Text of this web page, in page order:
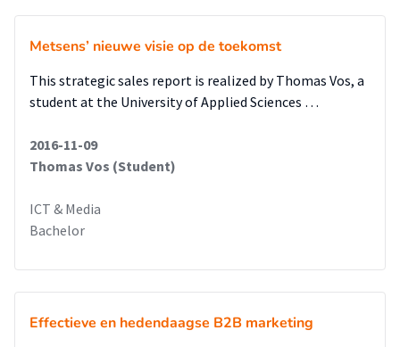
Metsens’ nieuwe visie op de toekomst
This strategic sales report is realized by Thomas Vos, a
student at the University of Applied Sciences …
2016-11-09
Thomas Vos (Student)
ICT & Media
Bachelor
Effectieve en hedendaagse B2B marketing